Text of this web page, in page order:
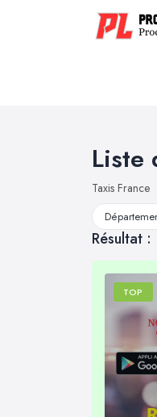
Liste
Taxis France
Résultat :
TOP